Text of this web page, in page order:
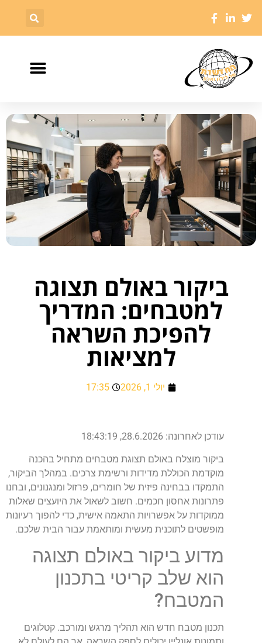
ביקור באולם תצוגה
למטבחים: המדריך
להפיכת השראה
למציאות
יולי 1, 2026 17:35
עודכן לאחרונה: 28.6.2026, 18:43:19
ביקור מוצלח באולם תצוגת מטבחים מתחיל בהכנה
מוקדמת הכוללת מדידות ורשימת צרכים. במהלך הביקור,
התמקדו בבחינה פיזית של חומרים, פרזול ומנגנונים, ובחנו
פתרונות אחסון חכמים. חשוב לשאול את היועצים שאלות
ממוקדות על אפשרויות התאמה אישית, כדי להפוך רעיונות
מופשטים לתוכנית מעשית ומותאמת עבור הבית שלכם.
מדוע ביקור באולם תצוגה
הוא שלב קריטי בתכנון
המטבח?
תכנון מטבח חדש הוא תהליך מרגש ומורכב. קטלוגים